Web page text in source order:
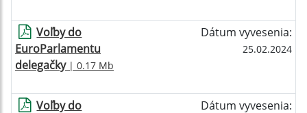
Voľby do
EuroParlamentu
delegačky | 0.17 Mb
Dátum vyvesenia:
25.02.2024
Voľby do
Dátum vyvesenia: